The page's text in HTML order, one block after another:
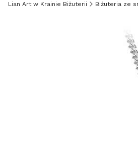
Lian Art w Krainie Biżuterii Biżuteria ze